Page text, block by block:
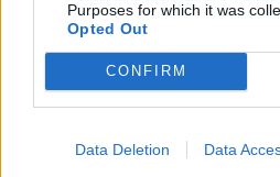
Purposes for which it was
Opted Out
CONFIRM
Data Deletion Data